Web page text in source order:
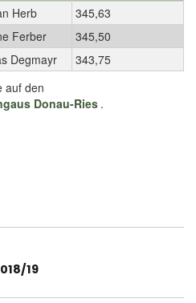
Herb
345,63
Ferber
345,50
Degmayr
343,75
auf den
Donau-Ries .
19